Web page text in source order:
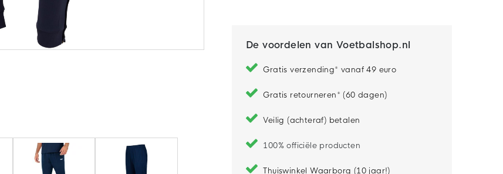
De voordelen van Voetbalshop.nl
Gratis verzending* vanaf 49 euro
Gratis retourneren* (60 dagen)
Veilig (achteraf) betalen
100% officiële producten
Thuiswinkel Waarborg (10 jaar!)